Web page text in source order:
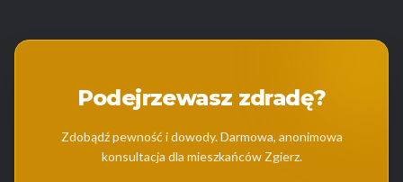
Podejrzewasz zdradę?
Zdobądź pewność i dowody. Darmowa, anonimowa
konsultacja dla mieszkańców Zgierz.